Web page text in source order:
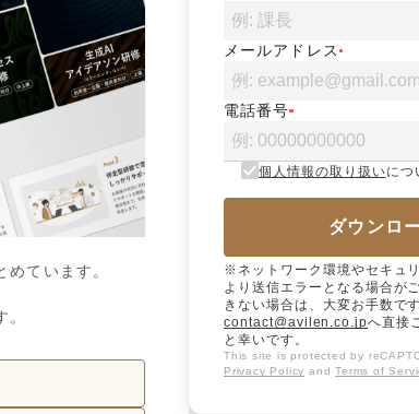
ています。
メールアドレス
電話番号
個人情報の取り扱いにつ
ダウンロ
※ネットワーク環境やセキュ
より送信エラーとなる場合が
きない場合は、大変お手数で
contact@avilen.co.jpへ直接
と幸いです。
This site is protected by
Privacy Policy and Terms of